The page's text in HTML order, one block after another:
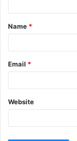
Name *
Email *
Website